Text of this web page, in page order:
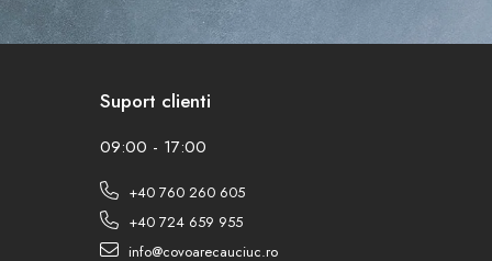
Suport clienti
09:00 - 17:00
+40 760 260 605
+40 724 659 955
info@covoarecauciuc.ro